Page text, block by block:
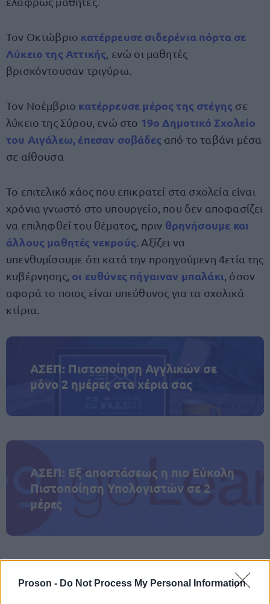
Proson - Do Not Process My Personal Information
Τον Οκτώβριο κατέρρευσε σιδερένια πόρτα σε
Λύκειο της Αττικής , ενώ οι μαθητές
βρισκόντουσαν τριγύρω.
Τον Νοέμβριο κατέρρευσε μέρος της στέγης σε
λύκειο της Σύρου, ενώ στο 19ο Δημοτικό Σχολείο
του Αιγάλεω, έπεσαν σοβάδες από το ταβάνι μέσα
σε αίθουσα
Το επιτελικό χάος που επικρατεί στα σχολεία είναι
χρόνια γνωστό στο υπουργείο, που δεν αποφασίζει
να επιληφθεί του θέματος, πριν θρηνήσουμε και
άλλους μαθητές νεκρούς . Αξίζει να
υπενθυμίσουμε ότι κατά την προηγούμενη 4ετία της
κυβέρνησης, οι ευθύνες πήγαιναν μπαλάκι , όσον
αφορά το ποιος είναι υπεύθυνος για τα σχολικά
κτίρια.
ΑΣΕΠ: Πιστοποίηση Αγγλικών σε
μόνο 2 ημέρες στα χέρια σας
ΑΣΕΠ: Εξ αποστάσεως η πιο Εύκολη
Πιστοποίηση Υπολογιστών σε 2
μέρες
Μάθε πρώτος όλες τις σημαντικές
ειδήσεις.